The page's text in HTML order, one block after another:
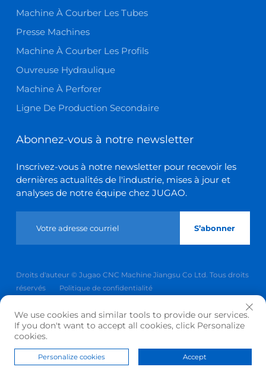
Machine À Courber Les Tubes
Presse Machines
Machine À Courber Les Profils
Ouvreuse Hydraulique
Machine À Perforer
Ligne De Production Secondaire
Abonnez-vous à notre newsletter
Inscrivez-vous à notre newsletter pour recevoir les
dernières actualités de l'industrie, mises à jour et
analyses de notre équipe chez JUGAO.
S’abonner
Droits d'auteur © Jugao CNC Machine Jiangsu Co Ltd. Tous droits
réservés
Politique de confidentialité
Revenir en haut
Page Produit De CONTACT
We use cookies and similar tools to provide our services.
If you don't want to accept all cookies, click Personalize
cookies.
Personalize cookies Accept